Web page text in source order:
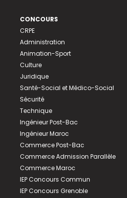
CONCOURS
CRPE
Administration
Animation-Sport
Culture
Juridique
Santé-Social et Médico-Social
Sécurité
Technique
Ingénieur Post-Bac
Ingénieur Maroc
Commerce Post-Bac
Commerce Admission Parallèle
Commerce Maroc
IEP Concours Commun
IEP Concours Grenoble